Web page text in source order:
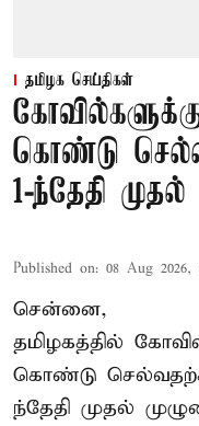
தமிழக செய்திகள்
கொண்டு
1-ந்தேதி
Published on: 08 Aug 2026,
சென்னை,
தமிழகத்தில்
கொண்டு
ந்தேதி முதல்